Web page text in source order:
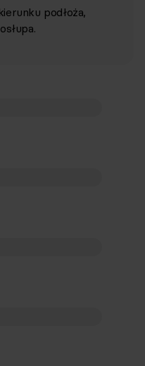
podłoża,